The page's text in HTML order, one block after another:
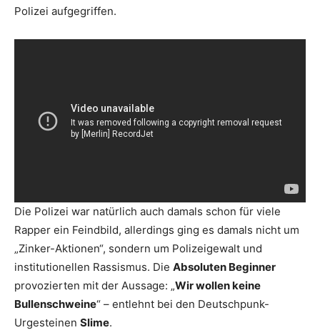
Polizei aufgegriffen.
Die Polizei war natürlich auch damals schon für viele
Rapper ein Feindbild, allerdings ging es damals nicht um
„Zinker-Aktionen“, sondern um Polizeigewalt und
institutionellen Rassismus. Die Absoluten Beginner
provozierten mit der Aussage: „Wir wollen keine
Bullenschweine“ – entlehnt bei den Deutschpunk-
Urgesteinen Slime.